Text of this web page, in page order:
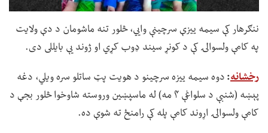
ننګرهار کې سیمه ییزې سرچینې وايي، څلور تنه ماشومان د دې ولایت
په کامې ولسوالۍ کې د کونړ سیند ډوب کړي او ژوند یې بایللی دی.
رخشانه:دوه سیمه ییزه سرچینو د هویت پټ ساتلو سره ویلي، دغه
پېښه (شنبې د سلواغې ۴ مه) له ماسپښین وروسته شاوخوا څلور بجې د
کامې ولسوالۍ اړوند کامې پله کې رامنځ ته شوې ده.